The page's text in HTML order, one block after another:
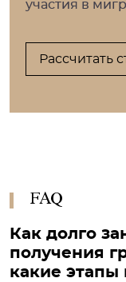
участия в
Рассчитать
FAQ
Как долго
получения
какие этапы